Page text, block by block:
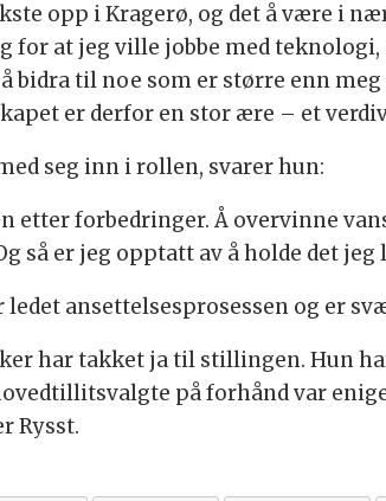
opp i Kragerø, og det å være i
for at jeg ville jobbe med
til noe som er større enn
er derfor en stor ære – et
seg inn i rollen, svarer hun:
etter forbedringer. Å overvinne
så er jeg opptatt av å holde det jeg
ledet ansettelsesprosessen og er
har takket ja til stillingen. Hun
på forhånd var
Rysst.